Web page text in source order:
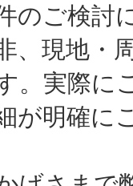
のご検討
、現地・
。実際に
が明確に